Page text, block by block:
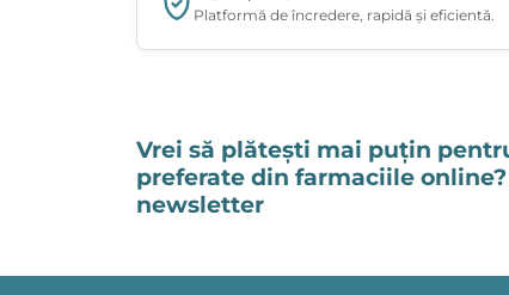
Platformă de încredere, rapidă și eficientă.
Vrei să plătești mai puțin
preferate din farmaciile
newsletter